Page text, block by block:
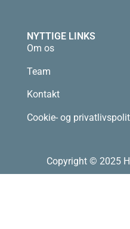
NYTTIGE LINKS
Om os
Team
Kontakt
Cookie- og
Copyright © 2025